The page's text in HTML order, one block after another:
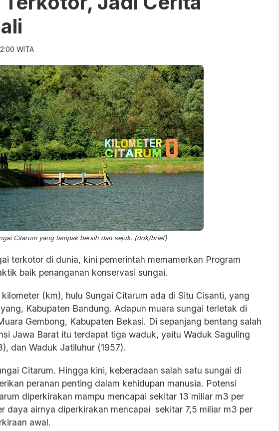
WITA
Citarum yang tampak bersih dan sejuk. (dok/brief)
terkotor di dunia, kini pemerintah memamerkan Program
baik penanganan konservasi sungai.
(km), hulu Sungai Citarum ada di Situ Cisanti, yang
Kabupaten Bandung. Adapun muara sungai terletak di
Gembong, Kabupaten Bekasi. Di sepanjang bentang salah
Jawa Barat itu terdapat tiga waduk, yaitu Waduk Saguling
dan Waduk Jatiluhur (1957).
Citarum. Hingga kini, keberadaan salah satu sungai di
peranan penting dalam kehidupan manusia. Potensi
diperkirakan mampu mencapai sekitar 13 miliar m3 per
daya airnya diperkirakan mencapai sekitar 7,5 miliar m3 per
awal.